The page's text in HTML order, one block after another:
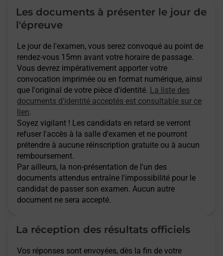
Les documents à présenter le jour de
l'épreuve
Le jour de l'examen, vous serez convoqué au point de
rendez-vous 15mn avant votre horaire de passage.
Vous devrez impérativement apporter votre
convocation imprimée ou en format numérique, ainsi
que l'original de votre pièce d'identité. La liste des
documents d'identité acceptés est consultable sur ce
lien.
Soyez vigilant ! Les candidats en retard se verront
refuser l'accès à la salle d'examen et ne pourront
prétendre à aucune réinscription gratuite ou à aucun
remboursement.
Par ailleurs, la non-présentation de l'un des
documents attendus entraîne l'impossibilité pour le
candidat de passer son examen. Aucun autre
document ne sera accepté.
La réception des résultats officiels
Vos réponses sont envoyées, dès la fin de votre